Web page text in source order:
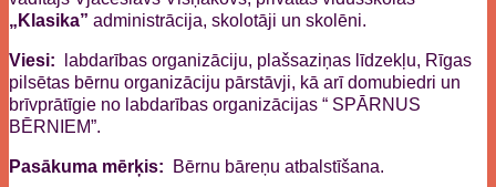
„Klasika” administrācija, skolotāji un skolēni.
Viesi:
labdarības organizāciju, plašsaziņas līdzekļu, Rīgas
pilsētas bērnu organizāciju pārstāvji, kā arī domubiedri un
brīvprātīgie no labdarības organizācijas “ SPĀRNUS
BĒRNIEM”.
Pasākuma mērķis: Bērnu bāreņu atbalstīšana.